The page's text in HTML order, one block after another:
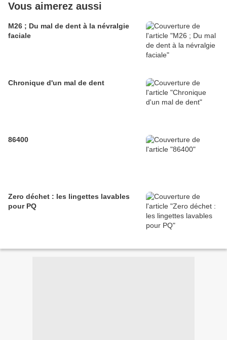
Vous aimerez aussi
M26 ; Du mal de dent à la névralgie
faciale
Chronique d'un mal de dent
86400
Zero déchet : les lingettes lavables
pour PQ